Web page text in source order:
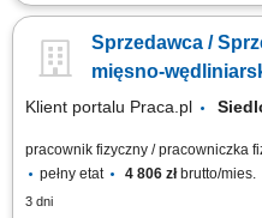
Twoje główne zadania:
towarów na dziale świeżym -
terminów przydatności do spożycia
Sprzedawca /
mięsno-
Klient portalu Praca.pl
pracownik fizyczny / pracowniczka
pełny etat
4 806 złbrutto/mies.
3 dni